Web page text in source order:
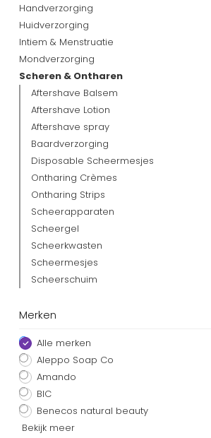
Handverzorging
Huidverzorging
Intiem & Menstruatie
Mondverzorging
Scheren & Ontharen
Aftershave Balsem
Aftershave Lotion
Aftershave spray
Baardverzorging
Disposable Scheermesjes
Ontharing Crèmes
Ontharing Strips
Scheerapparaten
Scheergel
Scheerkwasten
Scheermesjes
Scheerschuim
Merken
Alle merken
Aleppo Soap Co
Amando
BIC
Benecos natural beauty
Bekijk meer